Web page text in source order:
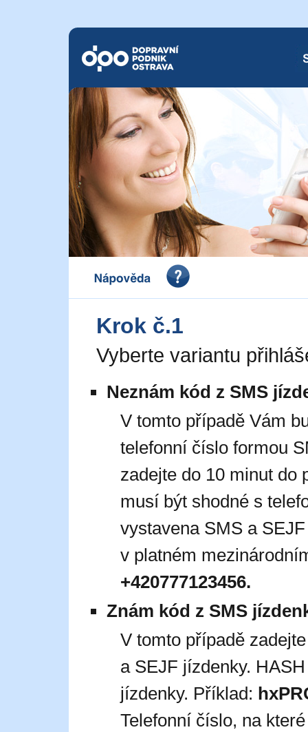
Dopravní podnik Ostrava a.s.
Portál pro vystavení dokladu o zaplacení Dopravního
a.s.
Nápověda
Krok č.1
Vyberte variantu
Neznám kód z SMS
V tomto případě Vám
telefonní číslo formou
zadejte do 10 minut do
musí být shodné s
vystavena SMS a
v platném
+420777123456.
Znám kód z SMS
V tomto případě
a SEJF jízdenky.
jízdenky. Příklad:
Telefonní číslo, na